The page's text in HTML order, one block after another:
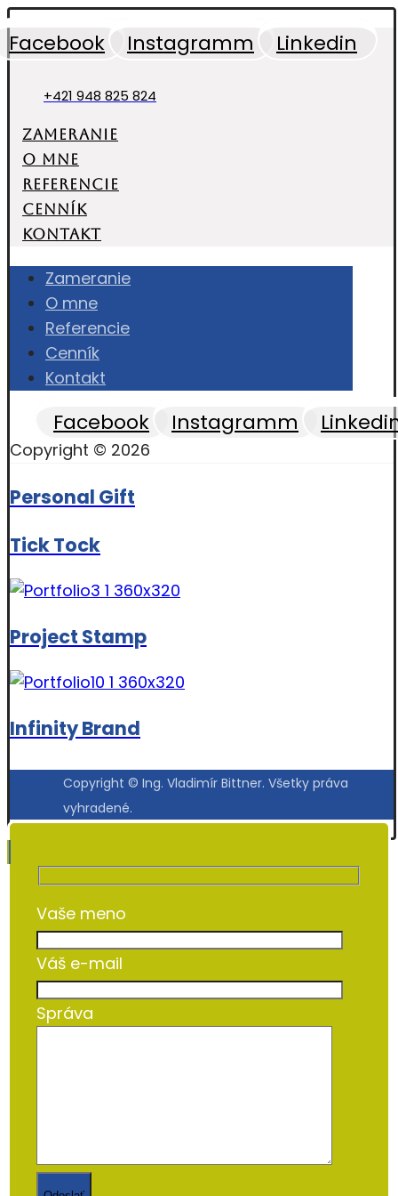
Facebook Instagramm Linkedin
+421 948 825 824
Zameranie
O mne
Referencie
Cenník
Kontakt
Zameranie
O mne
Referencie
Cenník
Kontakt
Facebook Instagramm
Copyright © 2026
Personal Gift
Tick Tock
Project Stamp
Infinity Brand
Copyright © Ing. Vladimír Bittner. Všetky práva
vyhradené.
Vaše meno
Váš e-mail
Správa